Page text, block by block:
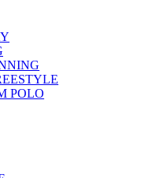
POLO